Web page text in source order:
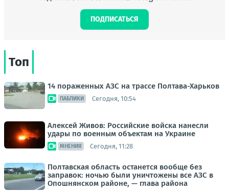
ПОДПИСАТЬСЯ
Топ
14 пораженных АЗС на трассе Полтава-Харьков
ПАБЛИКИ Сегодня, 10:54
Алексей Живов: Российские войска нанесли
удары по военным объектам на Украине
МНЕНИЯ Сегодня, 11:28
Полтавская область останется вообще без
заправок: ночью были уничтожены все АЗС в
Опошнянском районе, — глава района